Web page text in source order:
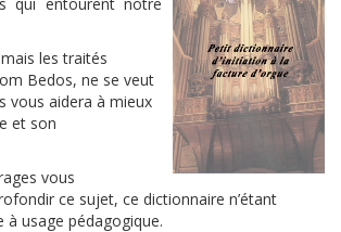
les traités
Bedos, ne se veut
vous aidera à mieux
et son
vous
ce sujet, ce dictionnaire n’étant
à usage pédagogique.